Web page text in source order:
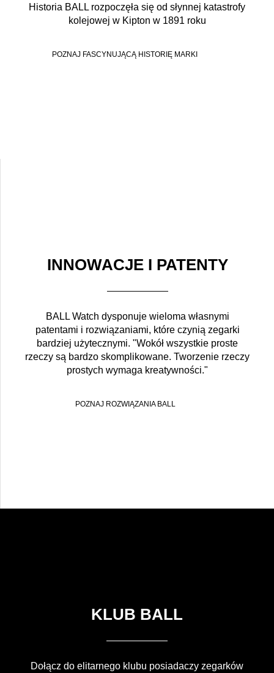
Historia BALL rozpoczęła się od słynnej katastrofy
kolejowej w Kipton w 1891 roku
POZNAJ FASCYNUJĄCĄ HISTORIĘ MARKI
INNOWACJE I PATENTY
BALL Watch dysponuje wieloma własnymi
patentami i rozwiązaniami, które czynią zegarki
bardziej użytecznymi. "Wokół wszystkie proste
rzeczy są bardzo skomplikowane. Tworzenie rzeczy
prostych wymaga kreatywności."
POZNAJ ROZWIĄZANIA BALL
KLUB BALL
Dołącz do elitarnego klubu posiadaczy zegarków